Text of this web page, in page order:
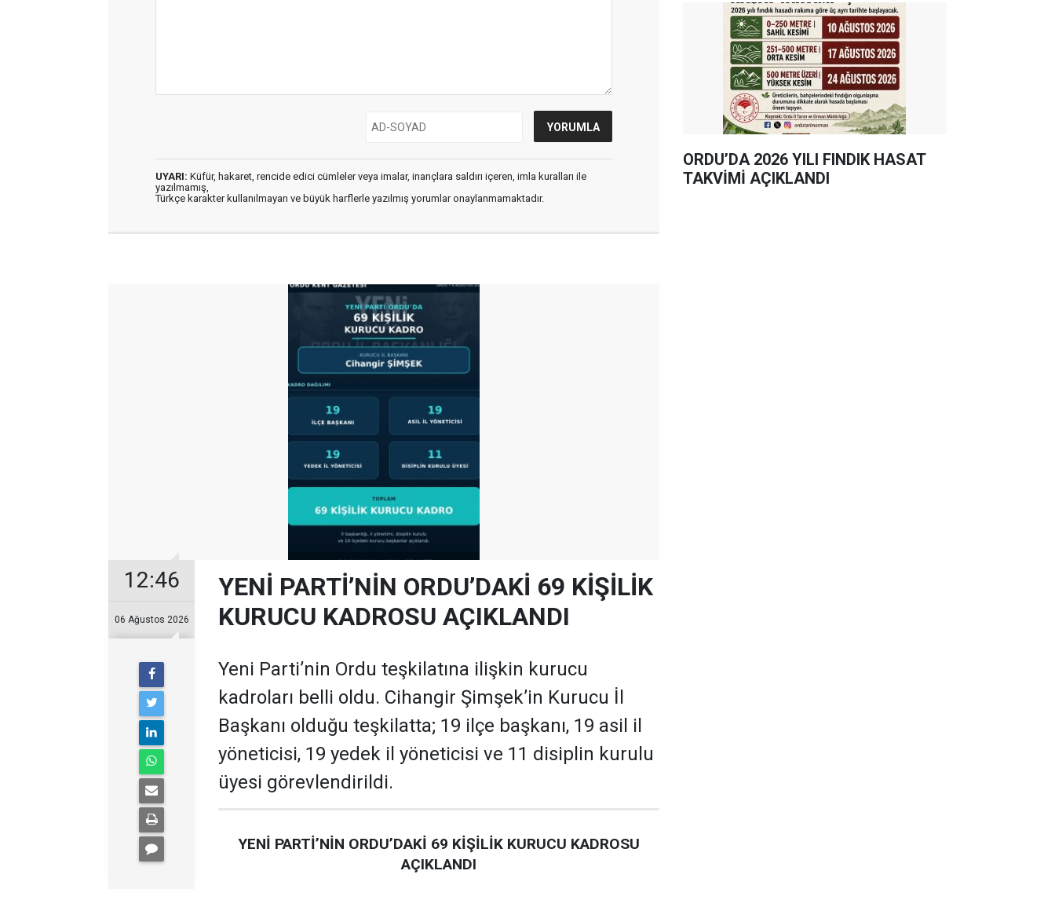
UYARI: Küfür, hakaret, rencide edici cümleler veya imalar, inançlara saldırı içeren, imla kuralları ile
yazılmamış,
Türkçe karakter kullanılmayan ve büyük harflerle yazılmış yorumlar onaylanmamaktadır.
12:46
06 Ağustos 2026
YENİ PARTİ’NİN ORDU’DAKİ 69 KİŞİLİK
KURUCU KADROSU AÇIKLANDI
Yeni Parti’nin Ordu teşkilatına ilişkin kurucu
kadroları belli oldu. Cihangir Şimşek’in Kurucu İl
Başkanı olduğu teşkilatta; 19 ilçe başkanı, 19 asil il
yöneticisi, 19 yedek il yöneticisi ve 11 disiplin kurulu
üyesi görevlendirildi.
YENİ PARTİ’NİN ORDU’DAKİ 69 KİŞİLİK KURUCU KADROSU
AÇIKLANDI
ORDU’DA 2026 YILI FINDIK HASAT
TAKVİMİ AÇIKLANDI